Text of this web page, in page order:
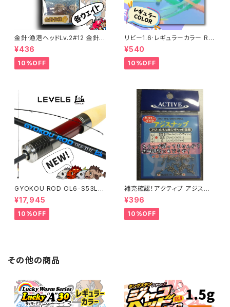
金針·漁港ヘッドLv.2#12 金針
仕様 各サイズ
¥436
10%OFF
リビー1.6·レギュラーカラー RiB
ee 【キーパーライン】
¥540
10%OFF
GYOKOU ROD OL6-S53L
【おり釣具×レベロク】漁港ロッ
ド
¥17,945
10%OFF
補充確認！アクティブ アジスナッ
プ (22個入り) 各サイズ
¥396
10%OFF
その他の商品